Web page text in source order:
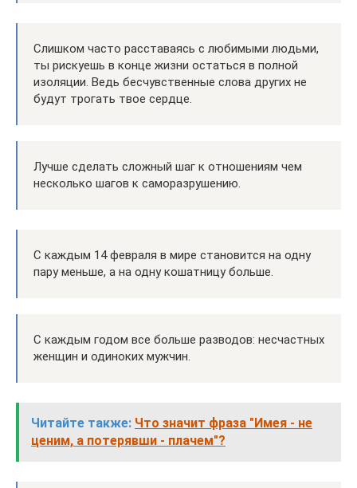
Слишком часто расставаясь с любимыми людьми,
ты рискуешь в конце жизни остаться в полной
изоляции. Ведь бесчувственные слова других не
будут трогать твое сердце.
Лучше сделать сложный шаг к отношениям чем
несколько шагов к саморазрушению.
С каждым 14 февраля в мире становится на одну
пару меньше, а на одну кошатницу больше.
С каждым годом все больше разводов: несчастных
женщин и одиноких мужчин.
Читайте также: Что значит фраза "Имея - не
ценим, а потерявши - плачем"?